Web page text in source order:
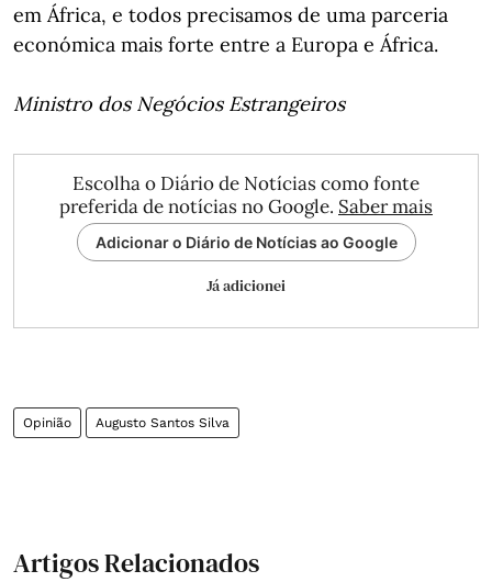
em África, e todos precisamos de uma parceria
económica mais forte entre a Europa e África.
Ministro dos Negócios Estrangeiros
Escolha o Diário de Notícias como fonte
preferida de notícias no Google. Saber mais
Adicionar o Diário de Notícias ao Google
Já adicionei
Opinião Augusto Santos Silva
Artigos Relacionados